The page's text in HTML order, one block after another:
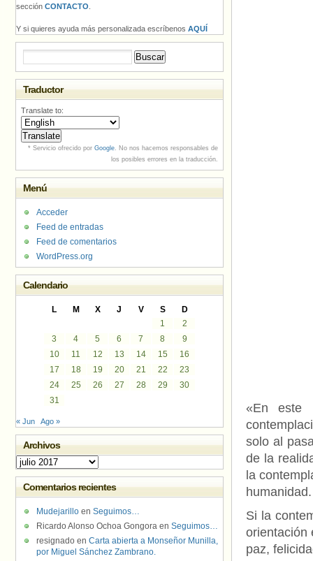
«En este
solo al
de la
la
humanidad.
Si la
orientación
paz,
sección CONTACTO
Y si quieres ayuda más personalizada escríbenos AQUÍ
Traductor
Translate to:
* Servicio ofrecido por Google. No nos hacemos responsables de
los posibles errores en la traducción.
Menú
Acceder
Feed de entradas
Feed de comentarios
WordPress.org
Calendario
L M X J V S
D
1
2
3
4 5 6 7 8
9
10
11 12 13 14 15
16
17
18 19 20 21 22
23
24
25 26 27 28 29
30
31
« Jun Ago »
Archivos
Archivos
Comentarios recientes
Mudejarillo en Seguimos…
Ricardo Alonso Ochoa Gongora en Seguimos…
resignado en Carta abierta a Monseñor Munilla,
por Miguel Sánchez Zambrano.